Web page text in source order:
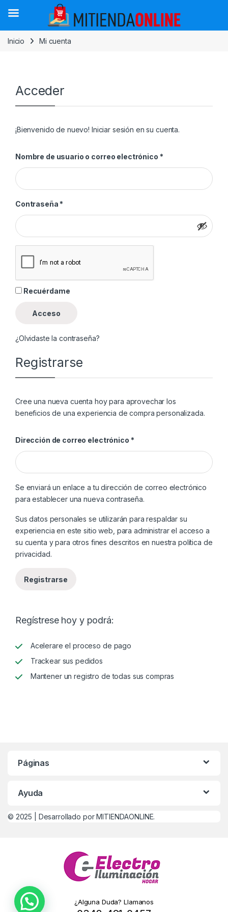
Inicio Mi cuenta
Acceder
¡Bienvenido de nuevo! Iniciar sesión en su cuenta.
Nombre de usuario o correo electrónico *Obligatorio
Contraseña *
Recuérdame
Acceso
¿Olvidaste la contraseña?
Registrarse
Cree una nueva cuenta hoy para aprovechar los
beneficios de una experiencia de compra personalizada.
Dirección de correo electrónico *Obligatorio
Se enviará un enlace a tu dirección de correo electrónico
para establecer una nueva contraseña.
Sus datos personales se utilizarán para respaldar su
experiencia en este sitio web, para administrar el acceso a
su cuenta y para otros fines descritos en nuestra política de
privacidad.
Registrarse
Regístrese hoy y podrá:
Acelerare el proceso de pago
Trackear sus pedidos
Mantener un registro de todas sus compras
Páginas
Ayuda
© 2025 | Desarrollado por MITIENDAONLINE.
¿Alguna Duda? Llamanos